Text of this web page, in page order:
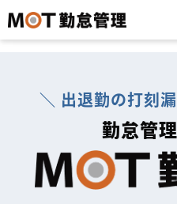
MOT勤怠管理
＼ 出退勤の打刻
勤怠管